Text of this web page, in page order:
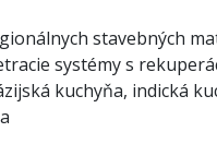
stavebných
systémy s
kuchyňa, indická